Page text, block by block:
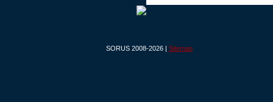
SORUS 2008-2026 | Sitemap